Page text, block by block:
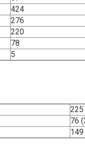
424
276
220
78
5
225
76
149